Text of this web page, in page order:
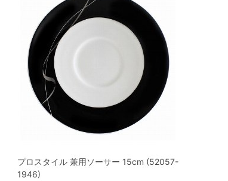
プロスタイル 兼用ソーサー 15cm (52057-
1946)